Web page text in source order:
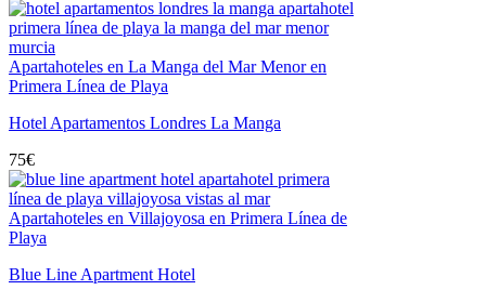
Apartahoteles en La Manga del Mar Menor en
Primera Línea de Playa
Hotel Apartamentos Londres La Manga
75€
Apartahoteles en Villajoyosa en Primera Línea de
Playa
Blue Line Apartment Hotel